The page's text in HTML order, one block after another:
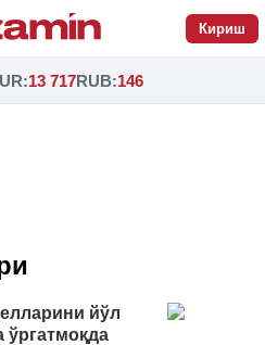
Кириш
:13 717RUB:146
йўл
ўргатмоқда